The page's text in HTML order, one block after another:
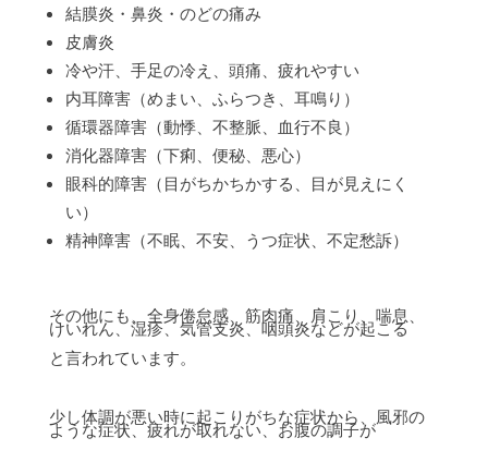
結膜炎・鼻炎・のどの痛み
皮膚炎
冷や汗、手足の冷え、頭痛、疲れやすい
内耳障害（めまい、ふらつき、耳鳴り）
循環器障害（動悸、不整脈、血行不良）
消化器障害（下痢、便秘、悪心）
眼科的障害（目がちかちかする、目が見えにく
い）
精神障害（不眠、不安、うつ症状、不定愁訴）
その他にも、全身倦怠感、筋肉痛、肩こり、喘息、
けいれん、湿疹、気管支炎、咽頭炎などが起こる
と言われています。
少し体調が悪い時に起こりがちな症状から、風邪の
ような症状、疲れが取れない、お腹の調子が